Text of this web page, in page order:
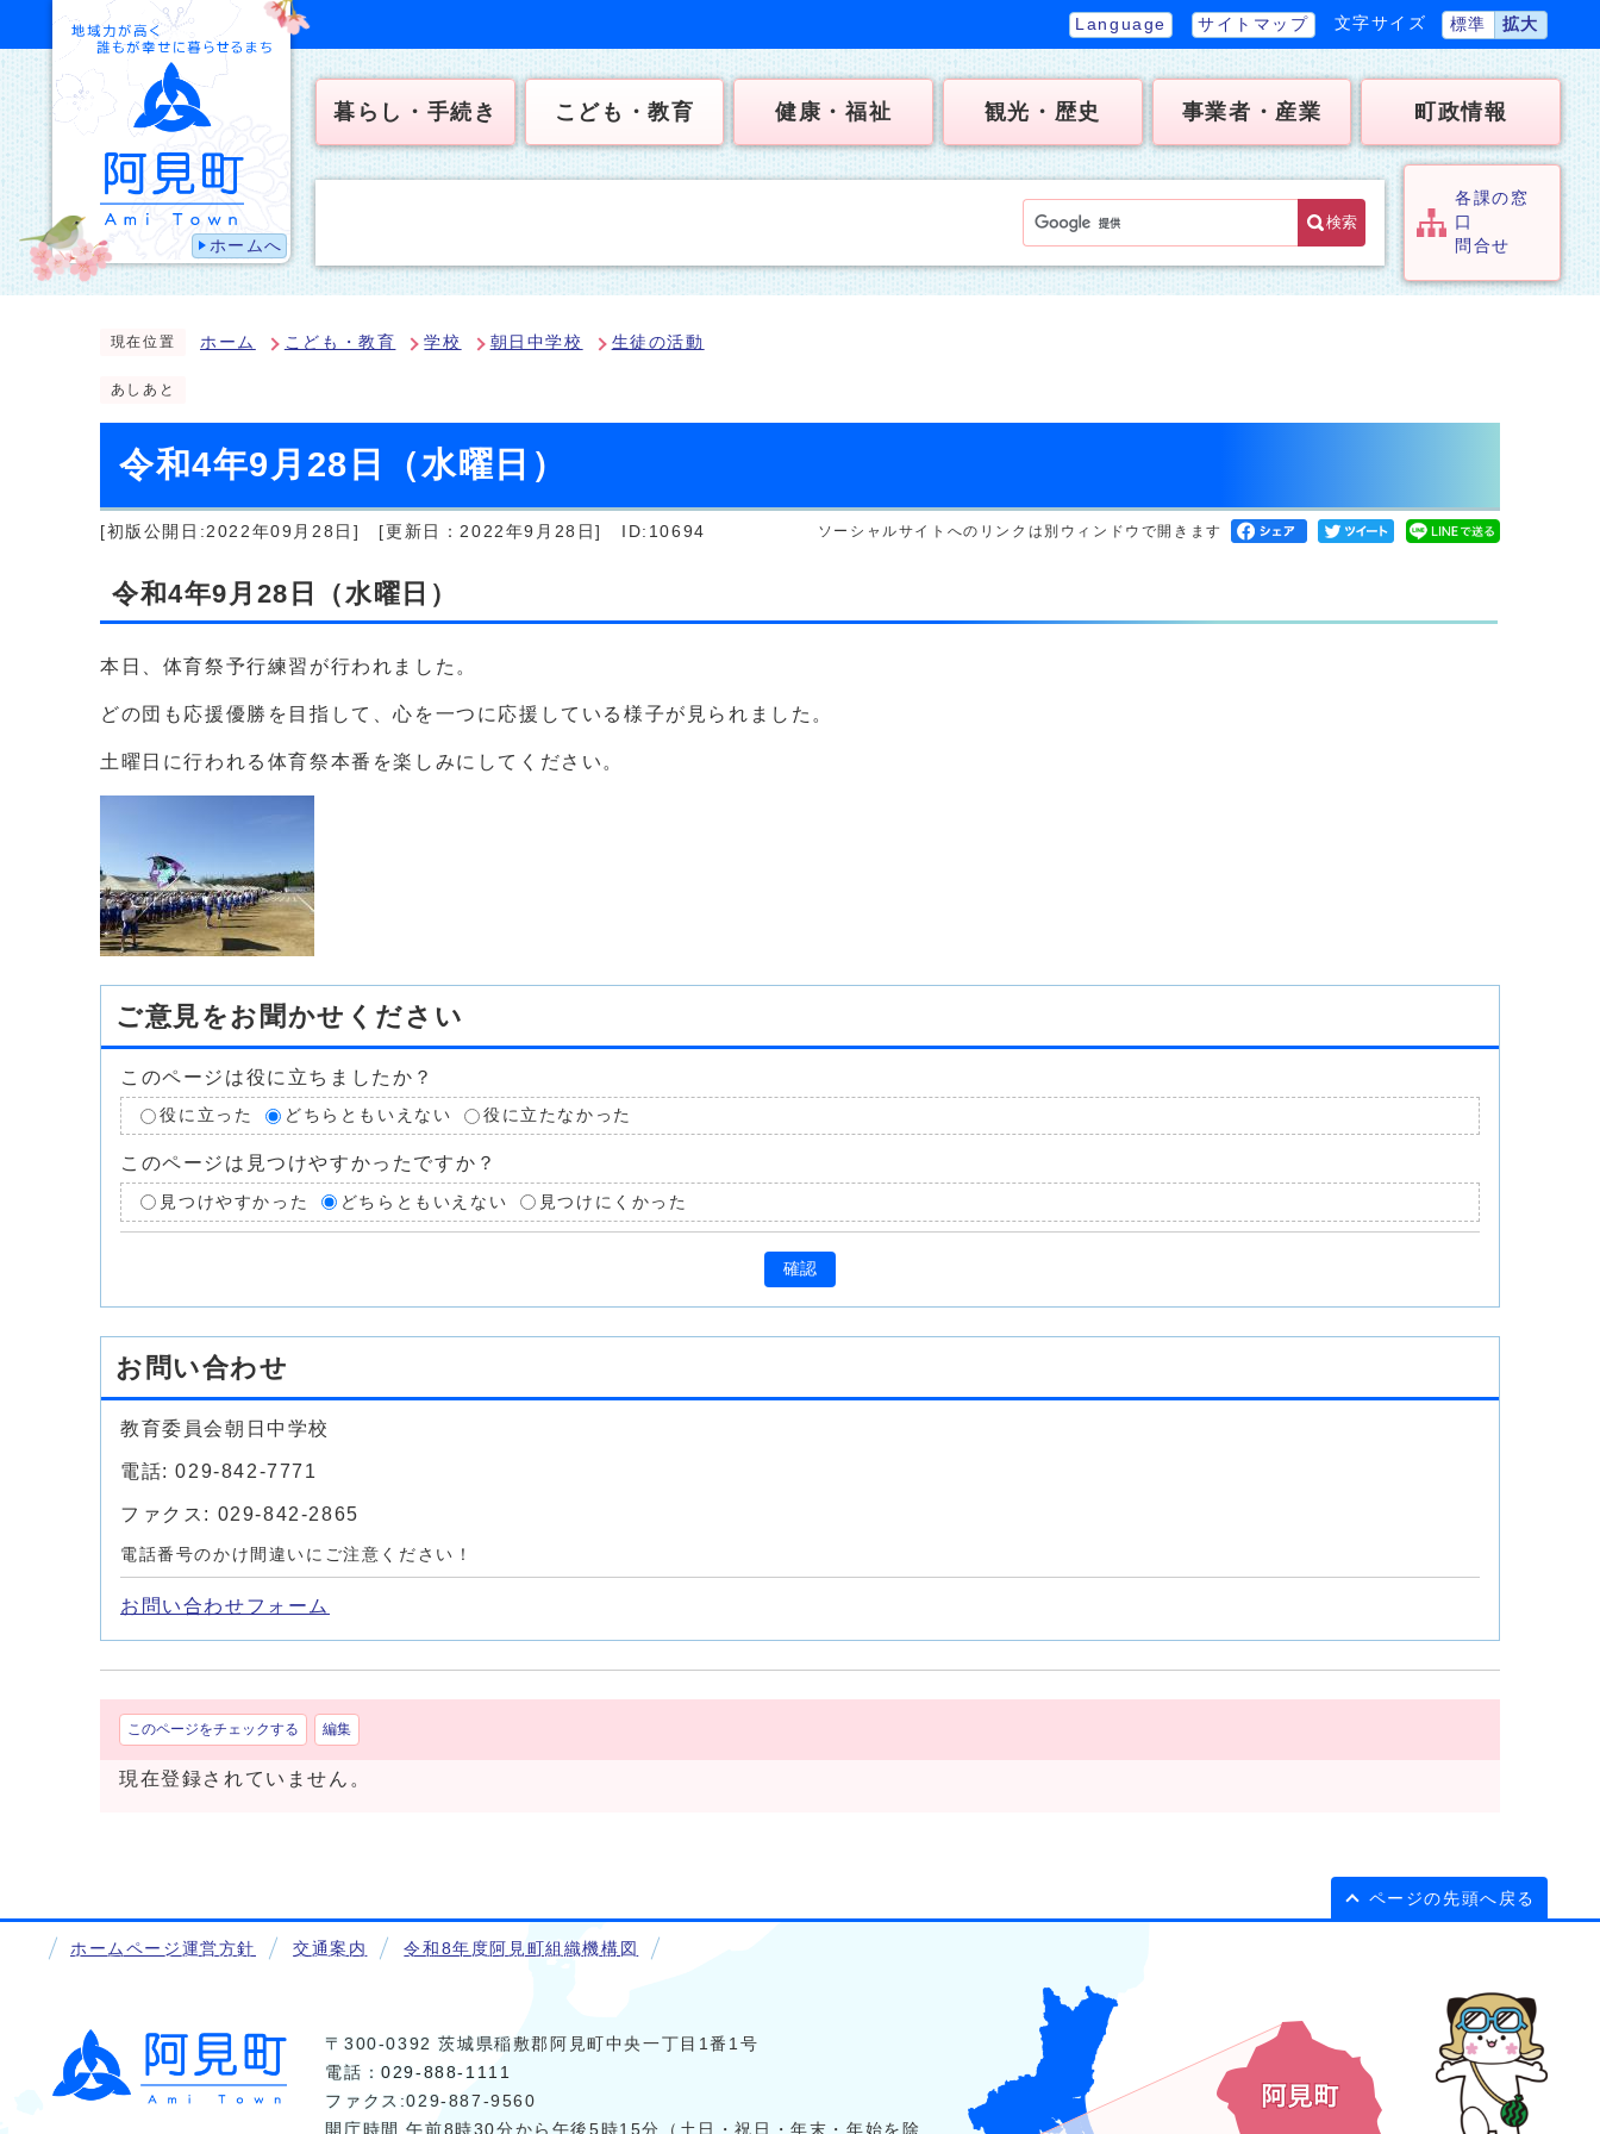
ホームへ
Language サイトマップ 文字サイズ 標準 拡大
暮らし・手続き こども・教育 健康・福祉 観光・歴史 事業者・産業 町政情報
検索
各課の窓
口
問合せ
現在位置 ホーム こども・教育 学校 朝日中学校 生徒の活動
あしあと
令和4年9月28日（水曜日）
[初版公開日:2022年09月28日] [更新日：2022年9月28日] ID:10694 ソーシャルサイトへのリンクは別ウィンドウで開きます
令和4年9月28日（水曜日）
本日、体育祭予行練習が行われました。
どの団も応援優勝を目指して、心を一つに応援している様子が見られました。
土曜日に行われる体育祭本番を楽しみにしてください。
ご意見をお聞かせください
このページは役に立ちましたか？
役に立った どちらともいえない 役に立たなかった
このページは見つけやすかったですか？
見つけやすかった どちらともいえない 見つけにくかった
確認
お問い合わせ
教育委員会朝日中学校
電話: 029-842-7771
ファクス: 029-842-2865
電話番号のかけ間違いにご注意ください！
お問い合わせフォーム
このページをチェックする 編集
現在登録されていません。
ページの先頭へ戻る
ホームページ運営方針 交通案内 令和8年度阿見町組織機構図
〒300-0392 茨城県稲敷郡阿見町中央一丁目1番1号
電話：029-888-1111
ファクス:029-887-9560
開庁時間 午前8時30分から午後5時15分（土日・祝日・年末・年始を除